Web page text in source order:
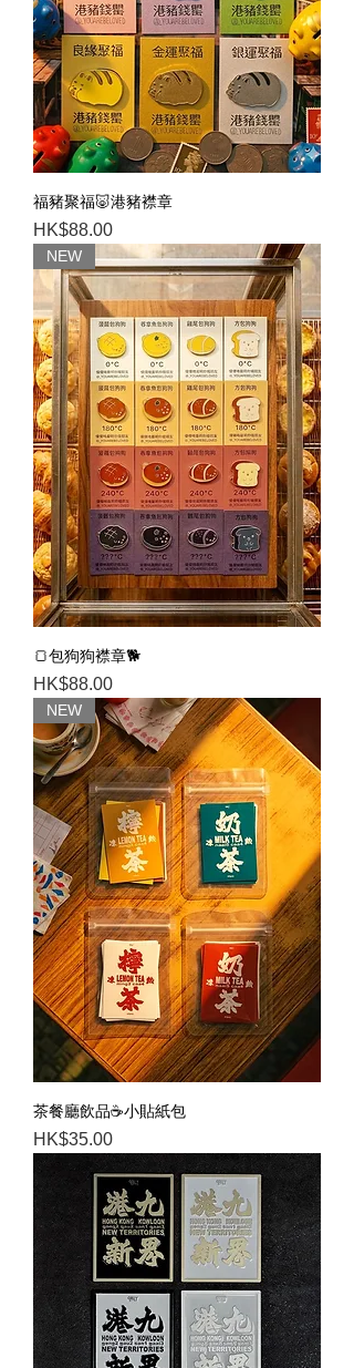
福豬聚福🐷港豬襟章
Price
HK$88.00
NEW
🍞包狗狗襟章🐕
Price
HK$88.00
NEW
茶餐廳飲品☕️小貼紙包
Price
HK$35.00